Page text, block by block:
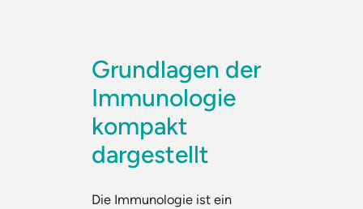
Grundlagen der
Immunologie
kompakt
dargestellt
Die Immunologie ist ein